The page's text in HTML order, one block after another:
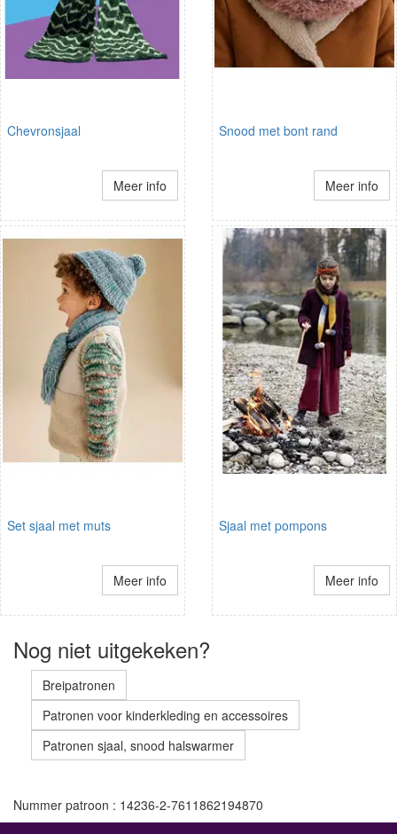
Chevronsjaal
Meer info
Snood met bont rand
Meer info
Set sjaal met muts
Meer info
Sjaal met pompons
Meer info
Nog niet uitgekeken?
Breipatronen
Patronen voor kinderkleding en accessoires
Patronen sjaal, snood halswarmer
Nummer patroon : 14236-2-7611862194870